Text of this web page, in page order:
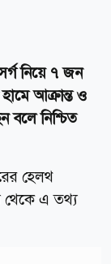
নিয়ে ৭ জন
আক্রান্ত ও
বলে নিশ্চিত
হেলথ
থেকে এ তথ্য